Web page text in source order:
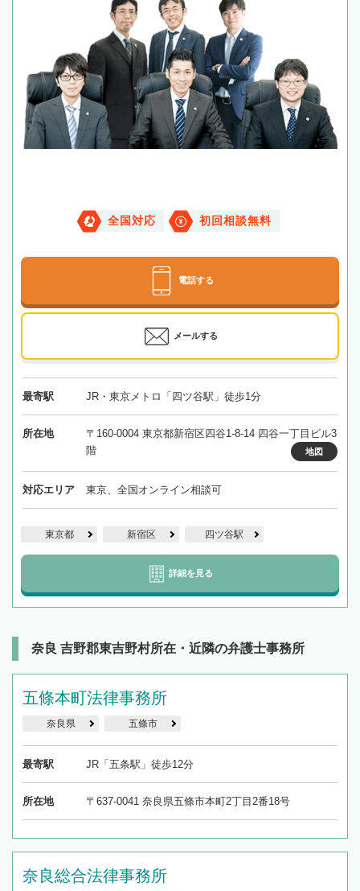
全国対応 初回相談無料
電話する
メールする
最寄駅 JR・東京メトロ「四ツ谷駅」徒歩1分
所在地
〒160-0004 東京都新宿区四谷1-8-14 四谷一丁目ビル3
階
地図
対応エリア 東京、全国オンライン相談可
東京都 新宿区 四ツ谷駅
詳細を見る
奈良 吉野郡東吉野村所在・近隣の弁護士事務所
五條本町法律事務所
奈良県 五條市
最寄駅 JR「五条駅」徒歩12分
所在地 〒637-0041 奈良県五條市本町2丁目2番18号
奈良総合法律事務所